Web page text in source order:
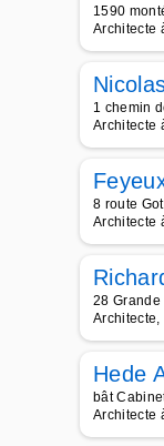
1590
Architecte
1 chemin
Architecte
8 route
Architecte
28
Architecte,
Hede
bât
Architecte